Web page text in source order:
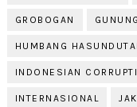
GROBOGAN
HUMBANG
INDONESIAN
INTERNASIONAL